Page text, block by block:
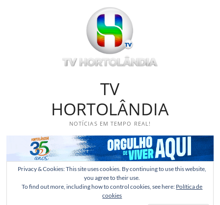
TV
HORTOLÂNDIA
NOTÍCIAS EM TEMPO REAL!
Privacy & Cookies: This site uses cookies. By continuing to use this website,
you agree to their use.
To find out more, including how to control cookies, see here: Política de
cookies